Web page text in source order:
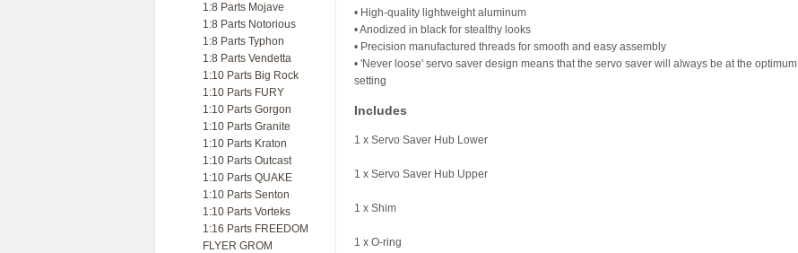
1:8 Parts Mojave
1:8 Parts Notorious
1:8 Parts Typhon
1:8 Parts Vendetta
1:10 Parts Big Rock
1:10 Parts FURY
1:10 Parts Gorgon
1:10 Parts Granite
1:10 Parts Kraton
1:10 Parts Outcast
1:10 Parts QUAKE
1:10 Parts Senton
1:10 Parts Vorteks
1:16 Parts FREEDOM
FLYER GROM
• High-quality lightweight aluminum
• Anodized in black for stealthy looks
• Precision manufactured threads for smooth and easy assembly
• 'Never loose' servo saver design means that the servo saver will always be at the optimum
setting
Includes
1 x Servo Saver Hub Lower
1 x Servo Saver Hub Upper
1 x Shim
1 x O-ring